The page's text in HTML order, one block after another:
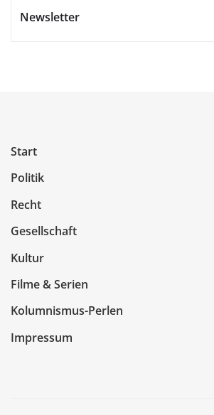
Newsletter
Start
Politik
Recht
Gesellschaft
Kultur
Filme & Serien
Kolumnismus-Perlen
Impressum